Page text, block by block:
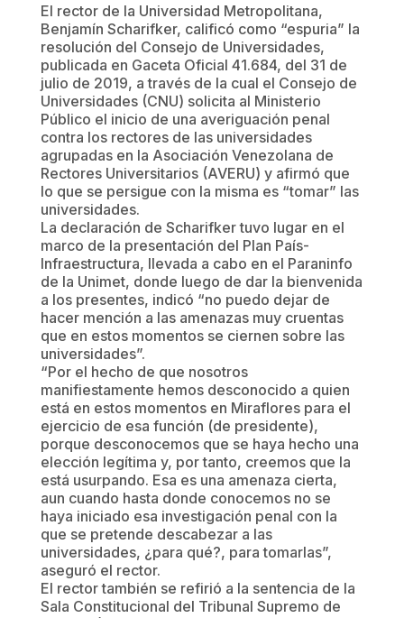
El rector de la Universidad Metropolitana,
Benjamín Scharifker, calificó como “espuria” la
resolución del Consejo de Universidades,
publicada en Gaceta Oficial 41.684, del 31 de
julio de 2019, a través de la cual el Consejo de
Universidades (CNU) solicita al Ministerio
Público el inicio de una averiguación penal
contra los rectores de las universidades
agrupadas en la Asociación Venezolana de
Rectores Universitarios (AVERU) y afirmó que
lo que se persigue con la misma es “tomar” las
universidades.
La declaración de Scharifker tuvo lugar en el
marco de la presentación del Plan País-
Infraestructura, llevada a cabo en el Paraninfo
de la Unimet, donde luego de dar la bienvenida
a los presentes, indicó “no puedo dejar de
hacer mención a las amenazas muy cruentas
que en estos momentos se ciernen sobre las
universidades”.
“Por el hecho de que nosotros
manifiestamente hemos desconocido a quien
está en estos momentos en Miraflores para el
ejercicio de esa función (de presidente),
porque desconocemos que se haya hecho una
elección legítima y, por tanto, creemos que la
está usurpando. Esa es una amenaza cierta,
aun cuando hasta donde conocemos no se
haya iniciado esa investigación penal con la
que se pretende descabezar a las
universidades, ¿para qué?, para tomarlas”,
aseguró el rector.
El rector también se refirió a la sentencia de la
Sala Constitucional del Tribunal Supremo de